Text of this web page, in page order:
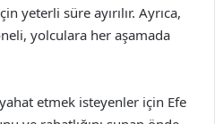
yeterli süre ayırılır. Ayrıca,
yolculara her aşamada
etmek isteyenler için Efe